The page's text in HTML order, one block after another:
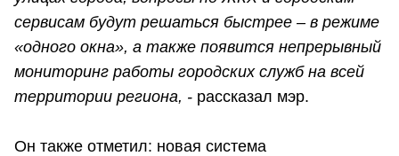
сервисам будут решаться быстрее – в режиме
«одного окна», а также появится непрерывный
мониторинг работы городских служб на всей
территории региона, - рассказал мэр.
Он также отметил: новая система